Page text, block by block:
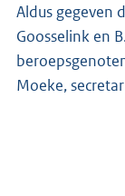
Aldus gegeven
Goosselink en
Moeke,